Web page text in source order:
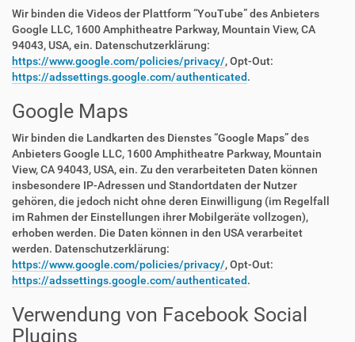
Wir binden die Videos der Plattform “YouTube” des Anbieters
Google LLC, 1600 Amphitheatre Parkway, Mountain View, CA
94043, USA, ein. Datenschutzerklärung:
https://www.google.com/policies/privacy/, Opt-Out:
https://adssettings.google.com/authenticated.
Google Maps
Wir binden die Landkarten des Dienstes “Google Maps” des
Anbieters Google LLC, 1600 Amphitheatre Parkway, Mountain
View, CA 94043, USA, ein. Zu den verarbeiteten Daten können
insbesondere IP-Adressen und Standortdaten der Nutzer
gehören, die jedoch nicht ohne deren Einwilligung (im Regelfall
im Rahmen der Einstellungen ihrer Mobilgeräte vollzogen),
erhoben werden. Die Daten können in den USA verarbeitet
werden. Datenschutzerklärung:
https://www.google.com/policies/privacy/, Opt-Out:
https://adssettings.google.com/authenticated.
Verwendung von Facebook Social
Plugins